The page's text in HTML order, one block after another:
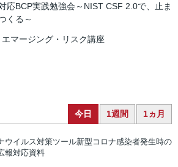
応BCP実践勉強会～NIST CSF 2.0で、止ま
くる～
マージング・リスク講座
今日 1週間 1ヵ月
ウイルス対策ツール新型コロナ感染者発生時の
報対応資料